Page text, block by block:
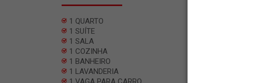
1 QUARTO
1 SUÍTE
1 SALA
1 COZINHA
1 BANHEIRO
1 LAVANDERIA